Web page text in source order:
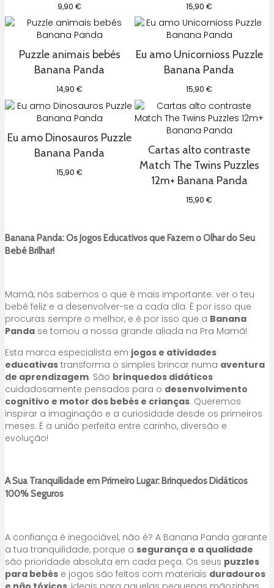
9,90€ 15,90 €
Puzzle animais bebés
Banana Panda
14,90€
Eu amo Unicornioss Puzzle
Banana Panda
15,90 €
Eu amo Dinosauros Puzzle
Banana Panda
15,90€
Cartas alto contraste
Match The Twins Puzzles
12m+ Banana Panda
15,90 €
Banana Panda: Os Jogos Educativos que Fazem o Olhar do Seu
Bebé Brilhar!
Mamã, nós sabemos o que é mais importante: ver o teu
bebé feliz e a desenvolver-se a cada dia. É por isso que
procuras sempre o melhor, e é por isso que a Banana
Panda se tornou a nossa grande aliada na Pra Mamã!
Esta marca especialista em jogos e atividades
educativas transforma o simples brincar numa aventura
de aprendizagem. São brinquedos didáticos
cuidadosamente pensados para o desenvolvimento
cognitivo e motor dos bebés e crianças. Queremos
inspirar a imaginação e a curiosidade desde os primeiros
meses. É a união perfeita entre carinho, diversão e
evolução!
A Sua Tranquilidade em Primeiro Lugar: Brinquedos Didáticos
100% Seguros
A confiança é inegociável, não é? A Banana Panda garante
a tua tranquilidade, porque a segurança e a qualidade
são prioridade absoluta em cada peça. Os seus puzzles
para bebés e jogos são feitos com materiais duradouros